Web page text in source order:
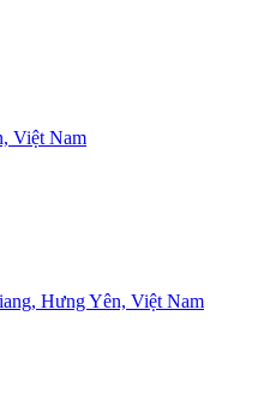
Việt Nam
Hưng Yên, Việt Nam